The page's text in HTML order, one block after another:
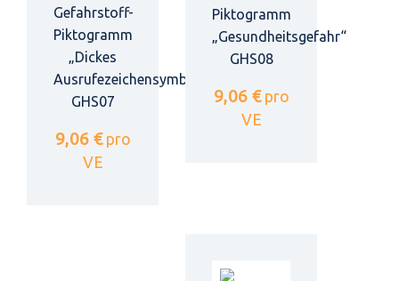
Gefahrstoff-
Piktogramm
„Dickes
Ausrufezeichensymbol“
GHS07
9,06 € pro
VE
Piktogramm
„Gesundheitsgefahr“
GHS08
9,06 € pro
VE